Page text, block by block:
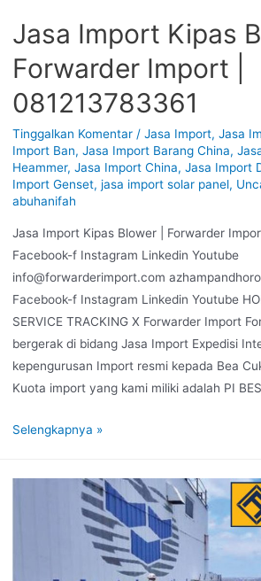
Jasa Import Kipas
Forwarder Import |
081213783361
Tinggalkan Komentar / Jasa Import, Jasa
Import Ban, Jasa Import Barang China,
Heammer, Jasa Import China, Jasa Import
Import Genset, jasa import solar panel,
abuhanifah
Jasa Import Kipas Blower | Forwarder
Facebook-f Instagram Linkedin Youtube
info@forwarderimport.com
Facebook-f Instagram Linkedin Youtube
SERVICE TRACKING X Forwarder Import
bergerak di bidang Jasa Import Expedisi
kepengurusan Import resmi kepada Bea
Kuota import yang kami miliki adalah PI
Selengkapnya »